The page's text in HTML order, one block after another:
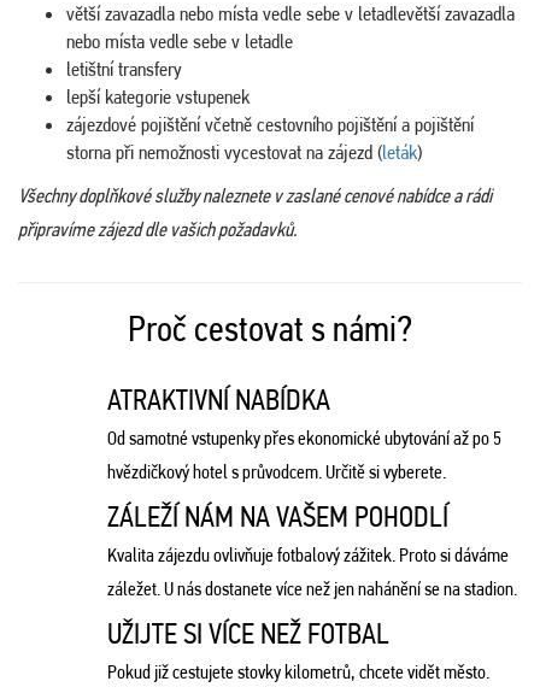
větší zavazadla nebo místa vedle sebe v letadlevětší zavazadla
nebo místa vedle sebe v letadle
letištní transfery
lepší kategorie vstupenek
zájezdové pojištění včetně cestovního pojištění a pojištění
storna při nemožnosti vycestovat na zájezd (leták)
Všechny doplňkové služby naleznete v zaslané cenové nabídce a rádi
připravíme zájezd dle vašich požadavků.
Proč cestovat s námi?
ATRAKTIVNÍ NABÍDKA
Od samotné vstupenky přes ekonomické ubytování až po 5
hvězdičkový hotel s průvodcem. Určitě si vyberete.
ZÁLEŽÍ NÁM NA VAŠEM POHODLÍ
Kvalita zájezdu ovlivňuje fotbalový zážitek. Proto si dáváme
záležet. U nás dostanete více než jen nahánění se na stadion.
UŽIJTE SI VÍCE NEŽ FOTBAL
Pokud již cestujete stovky kilometrů, chcete vidět město.